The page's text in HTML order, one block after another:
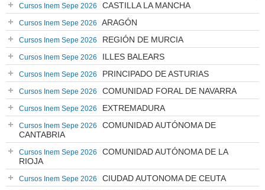
Cursos Inem Sepe 2026 CASTILLA LA MANCHA
Cursos Inem Sepe 2026 ARAGÓN
Cursos Inem Sepe 2026 REGIÓN DE MURCIA
Cursos Inem Sepe 2026 ILLES BALEARS
Cursos Inem Sepe 2026 PRINCIPADO DE ASTURIAS
Cursos Inem Sepe 2026 COMUNIDAD FORAL DE NAVARRA
Cursos Inem Sepe 2026 EXTREMADURA
Cursos Inem Sepe 2026
COMUNIDAD AUTÓNOMA DE
CANTABRIA
Cursos Inem Sepe 2026
COMUNIDAD AUTÓNOMA DE LA
RIOJA
Cursos Inem Sepe 2026 CIUDAD AUTONOMA DE CEUTA